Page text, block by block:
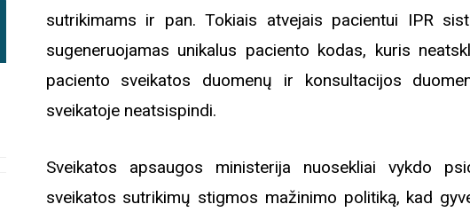
sutrikimams ir pan. Tokiais atvejais pacientui IPR
sugeneruojamas unikalus paciento kodas, kuris
paciento sveikatos duomenų ir konsultacijos
sveikatoje neatsispindi.
Sveikatos apsaugos ministerija nuosekliai vykdo
sveikatos sutrikimų stigmos mažinimo politiką, kad